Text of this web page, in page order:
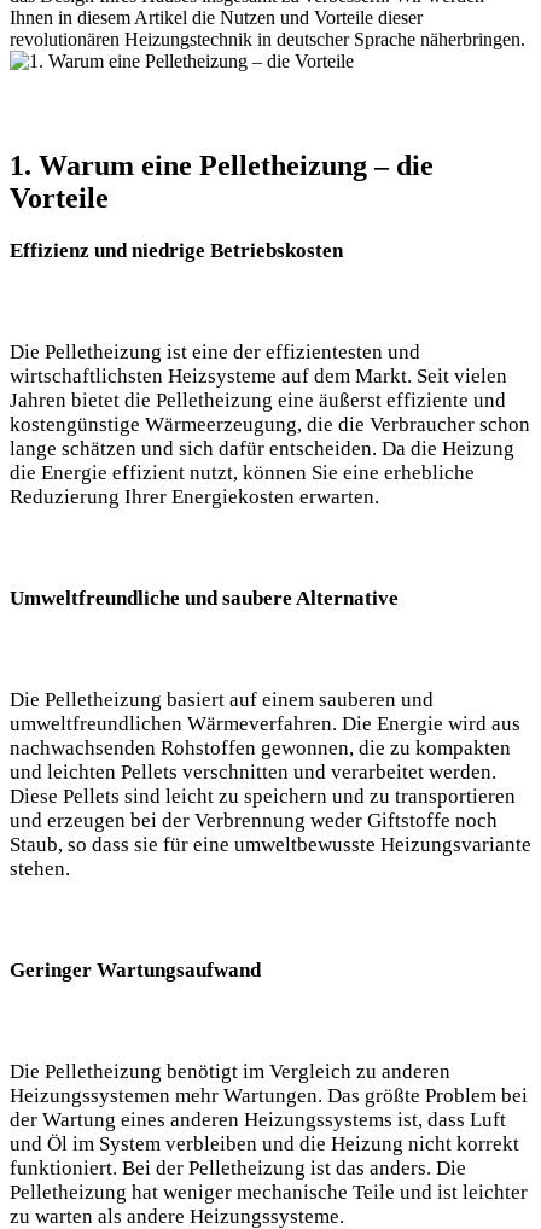
Ihnen in diesem Artikel die Nutzen und Vorteile dieser
revolutionären Heizungstechnik in deutscher Sprache näherbringen.
1. Warum eine Pelletheizung – die
Vorteile
Effizienz und niedrige Betriebskosten
Die Pelletheizung ist eine der effizientesten und
wirtschaftlichsten Heizsysteme auf dem Markt. Seit vielen
Jahren bietet die Pelletheizung eine äußerst effiziente und
kostengünstige Wärmeerzeugung, die die Verbraucher schon
lange schätzen und sich dafür entscheiden. Da die Heizung
die Energie effizient nutzt, können Sie eine erhebliche
Reduzierung Ihrer Energiekosten erwarten.
Umweltfreundliche und saubere Alternative
Die Pelletheizung basiert auf einem sauberen und
umweltfreundlichen Wärmeverfahren. Die Energie wird aus
nachwachsenden Rohstoffen gewonnen, die zu kompakten
und leichten Pellets verschnitten und verarbeitet werden.
Diese Pellets sind leicht zu speichern und zu transportieren
und erzeugen bei der Verbrennung weder Giftstoffe noch
Staub, so dass sie für eine umweltbewusste Heizungsvariante
stehen.
Geringer Wartungsaufwand
Die Pelletheizung benötigt im Vergleich zu anderen
Heizungssystemen mehr Wartungen. Das größte Problem bei
der Wartung eines anderen Heizungssystems ist, dass Luft
und Öl im System verbleiben und die Heizung nicht korrekt
funktioniert. Bei der Pelletheizung ist das anders. Die
Pelletheizung hat weniger mechanische Teile und ist leichter
zu warten als andere Heizungssysteme.